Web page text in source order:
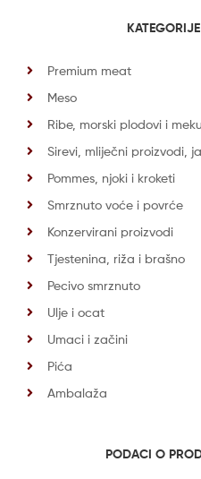
Premium meat
Meso
Ribe, morski plodovi i
Sirevi, mliječni proizvodi,
Pommes, njoki i kroketi
Smrznuto voće i povrće
Konzervirani proizvodi
Tjestenina, riža i brašno
Pecivo smrznuto
Ulje i ocat
Umaci i začini
Pića
Ambalaža
PODACI O